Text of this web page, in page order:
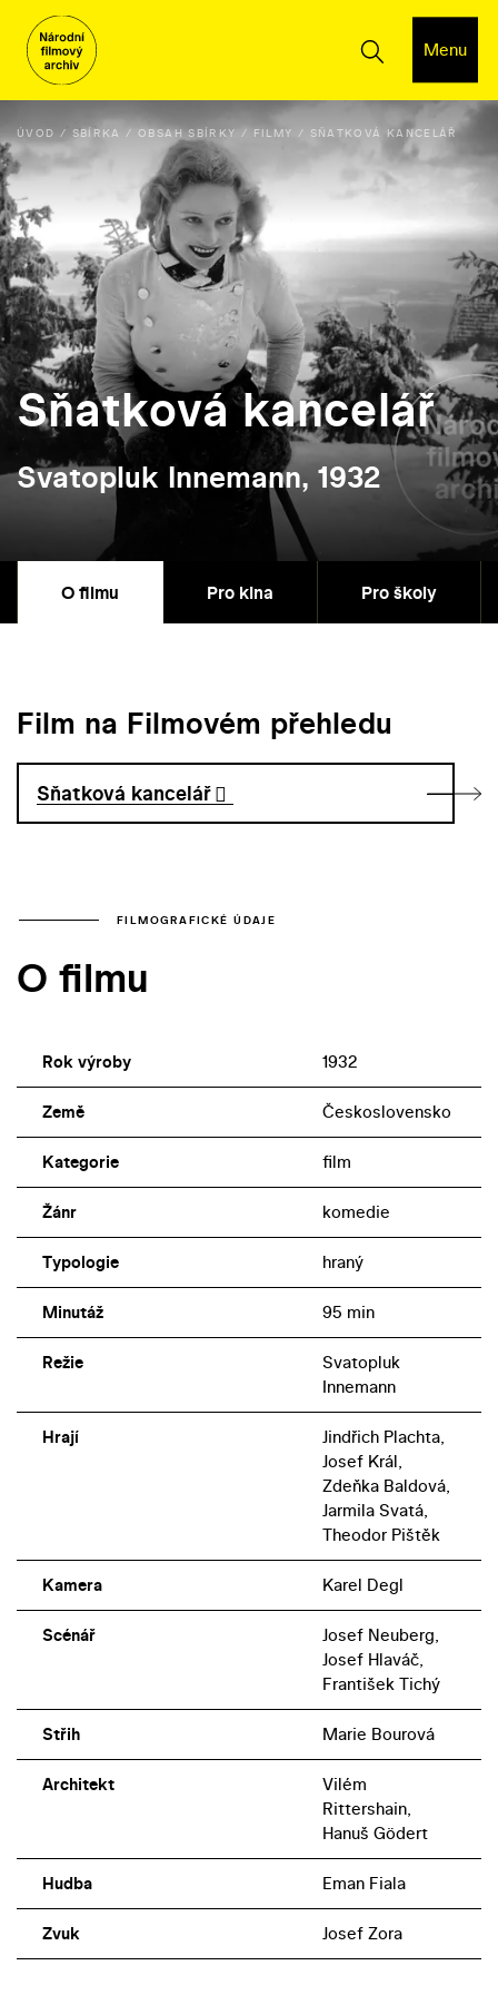
Menu
ÚVOD SBÍRKA OBSAH SBÍRKY FILMY SŇATKOVÁ KANCELÁŘ
Sňatková kancelář
Svatopluk Innemann, 1932
O filmu Pro kina Pro školy
Film na Filmovém přehledu
Sňatková kancelář
FILMOGRAFICKÉ ÚDAJE
O filmu
Rok výroby 1932
Země Československo
Kategorie film
Žánr komedie
Typologie hraný
Minutáž 95 min
Režie
Svatopluk
Innemann
Hrají
Jindřich Plachta,
Josef Král,
Zdeňka Baldová,
Jarmila Svatá,
Theodor Pištěk
Kamera Karel Degl
Scénář
Josef Neuberg,
Josef Hlaváč,
František Tichý
Střih Marie Bourová
Architekt
Vilém
Rittershain,
Hanuš Gödert
Hudba Eman Fiala
Zvuk Josef Zora